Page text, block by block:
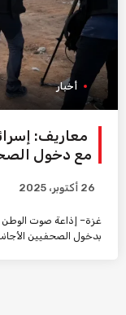
أخبار
معاريف:
مع دخول
26 أكتوبر، 2025
غزة– إذاعة صوت
بدخول الصحفيين